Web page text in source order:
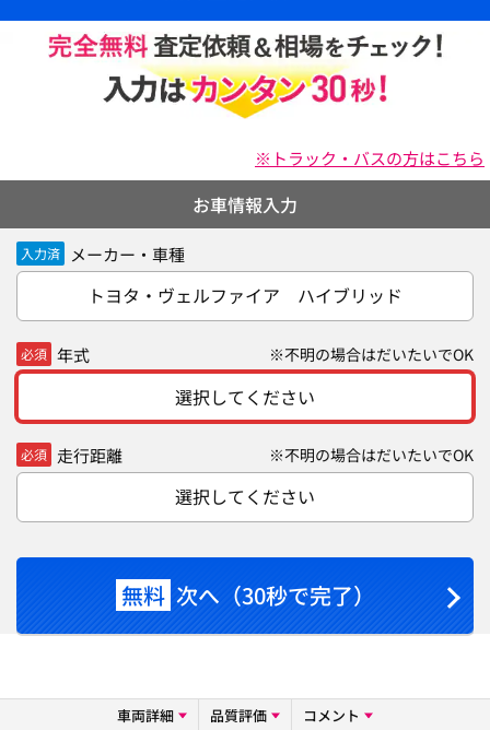
※トラック・バスの方はこちら
お車情報入力
入力済 メーカー・車種
トヨタ・ヴェルファイア ハイブリッド
必須 年式 ※不明の場合はだいたいでOK
選択してください
必須 走行距離 ※不明の場合はだいたいでOK
選択してください
無料 次へ（30秒で完了）
車両詳細 品質評価 コメント